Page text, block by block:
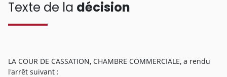
Texte de la décision
LA COUR DE CASSATION, CHAMBRE COMMERCIALE, a rendu
l'arrêt suivant :